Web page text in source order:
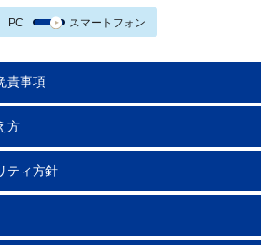
PC スマートフォン
責事項
方
ティ方針